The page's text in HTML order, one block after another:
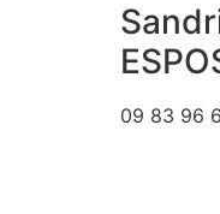
09 83 96